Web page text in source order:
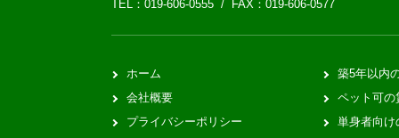
TEL：019-606-0555 / FAX：019-606-0577
ホーム
会社概要
プライバシーポリシー
築5年以内
ペット可の
単身者向け